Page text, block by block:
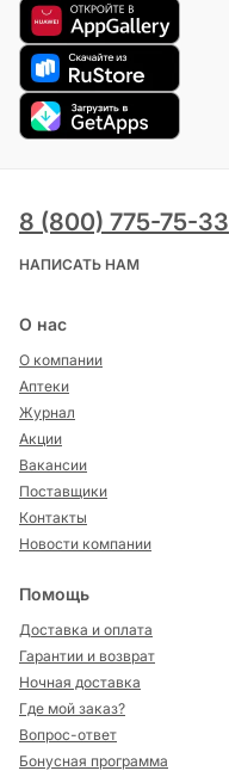
8 (800) 775-75-33
НАПИСАТЬ НАМ
О нас
О компании
Аптеки
Журнал
Акции
Вакансии
Поставщики
Контакты
Новости компании
Помощь
Доставка и оплата
Гарантии и возврат
Ночная доставка
Где мой заказ?
Вопрос-ответ
Бонусная программа